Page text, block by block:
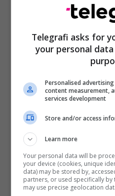
Telegrafi asks for
your personal
Personalised
content measurement,
services development
Store and/or access
Learn more
Your personal data will be
your device (cookies, unique
data) may be stored by,
partners, or used specifically
may use precise geolocation